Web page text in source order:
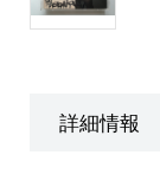
詳細情報